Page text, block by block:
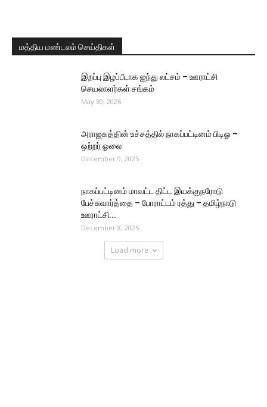
மத்திய மண்டலம் செய்திகள்
இறப்பு இழப்பீடாக ஐந்து லட்சம் – ஊராட்சி
செயலாளர்கள் சங்கம்
May 30, 2026
அராஜகத்தின் உச்சத்தில் நாகப்பட்டினம் பிடிஓ –
ஒற்றர் ஓலை
December 9, 2025
நாகப்பட்டினம் மாவட்ட திட்ட இயக்குநரோடு
பேச்சுவார்த்தை – போராட்டம் ரத்து – தமிழ்நாடு
ஊராட்சி...
December 8, 2025
Load more